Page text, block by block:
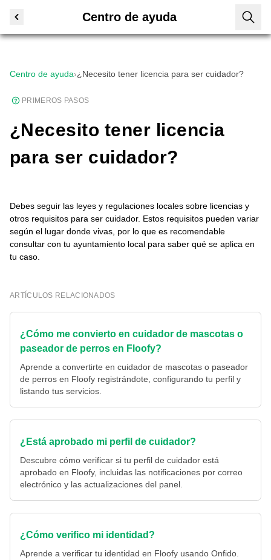
Centro de ayuda
Centro de ayuda›¿Necesito tener licencia para ser cuidador?
PRIMEROS PASOS
¿Necesito tener licencia
para ser cuidador?
Debes seguir las leyes y regulaciones locales sobre licencias y
otros requisitos para ser cuidador. Estos requisitos pueden variar
según el lugar donde vivas, por lo que es recomendable
consultar con tu ayuntamiento local para saber qué se aplica en
tu caso.
ARTÍCULOS RELACIONADOS
¿Cómo me convierto en cuidador de mascotas o
paseador de perros en Floofy?
Aprende a convertirte en cuidador de mascotas o paseador
de perros en Floofy registrándote, configurando tu perfil y
listando tus servicios.
¿Está aprobado mi perfil de cuidador?
Descubre cómo verificar si tu perfil de cuidador está
aprobado en Floofy, incluidas las notificaciones por correo
electrónico y las actualizaciones del panel.
¿Cómo verifico mi identidad?
Aprende a verificar tu identidad en Floofy usando Onfido.